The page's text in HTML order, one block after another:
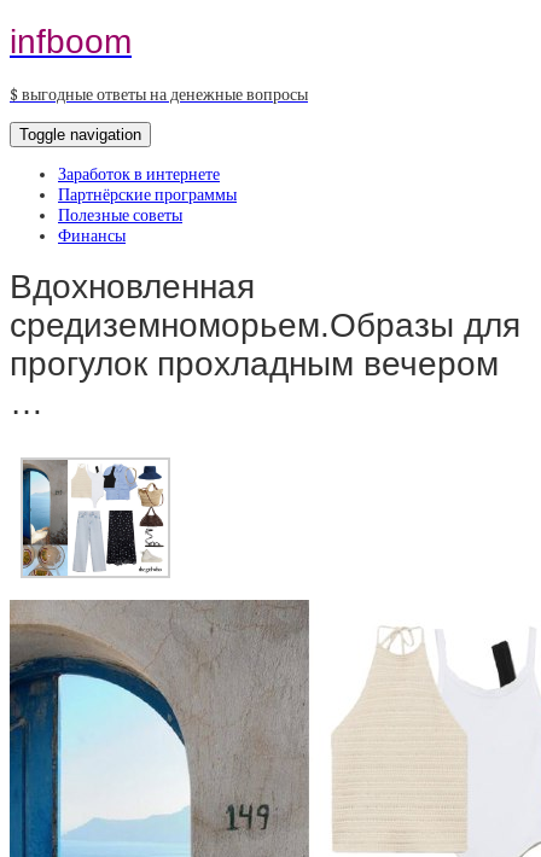
infboom
$ выгодные ответы на денежные вопросы
Toggle navigation
Заработок в интернете
Партнёрские программы
Полезные советы
Финансы
Вдохновленная
средиземноморьем.Образы для
прогулок прохладным вечером
…